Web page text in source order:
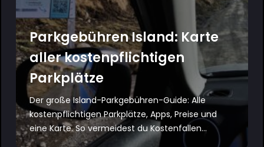
Parkgebühren Island: Karte
aller kostenpflichtigen
Parkplätze
Der große Island-Parkgebühren-Guide: Alle
kostenpflichtigen Parkplätze, Apps, Preise und
eine Karte. So vermeidest du Kostenfallen...